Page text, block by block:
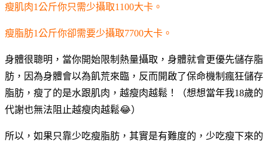
瘦肌肉1公斤你只需少攝取1100大卡。
瘦脂肪1公斤你卻需要少攝取7700大卡。
身體很聰明，當你開始限制熱量攝取，身體就會更優先儲存脂
肪，因為身體會以為飢荒來臨，反而開啟了保命機制瘋狂儲存
脂肪，瘦了的是水跟肌肉，越瘦肉越鬆！（想想當年我18歲的
代謝也無法阻止越瘦肉越鬆😂）
所以，如果只靠少吃瘦脂肪，其實是有難度的，少吃瘦下來的